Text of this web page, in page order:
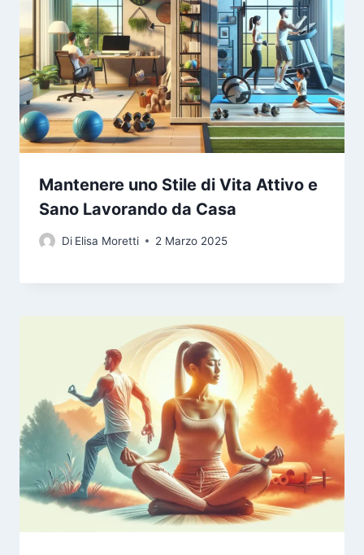
Mantenere uno Stile di Vita Attivo e
Sano Lavorando da Casa
Di Elisa Moretti 2 Marzo 2025